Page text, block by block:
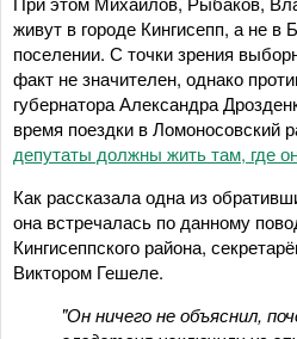
живут в городе Кингисепп, а не
поселении. С точки зрения
факт не значителен, однако
губернатора Александра
время поездки в Ломоносовский
депутаты должны жить там, где
Как рассказала одна из
она встречалась по данному
Кингисеппского района,
Виктором Гешеле.
"Он ничего не объяснил,